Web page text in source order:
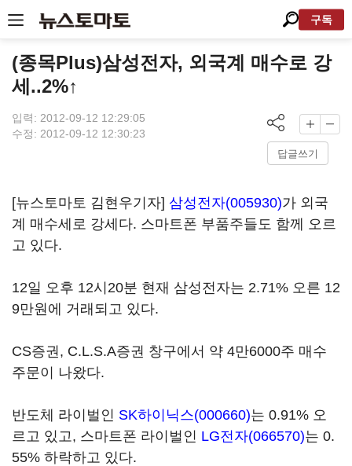
구독
(종목Plus)삼성전자, 외국계 매수로 강
세..2%↑
입력: 2012-09-12 12:29:05
수정: 2012-09-12 12:30:23
답글쓰기
[뉴스토마토 김현우기자] 삼성전자(005930)가 외국
계 매수세로 강세다. 스마트폰 부품주들도 함께 오르
고 있다.
12일 오후 12시20분 현재 삼성전자는 2.71% 오른 12
9만원에 거래되고 있다.
CS증권, C.L.S.A증권 창구에서 약 4만6000주 매수
주문이 나왔다.
반도체 라이벌인 SK하이닉스(000660)는 0.91% 오
르고 있고, 스마트폰 라이벌인 LG전자(066570)는 0.
55% 하락하고 있다.